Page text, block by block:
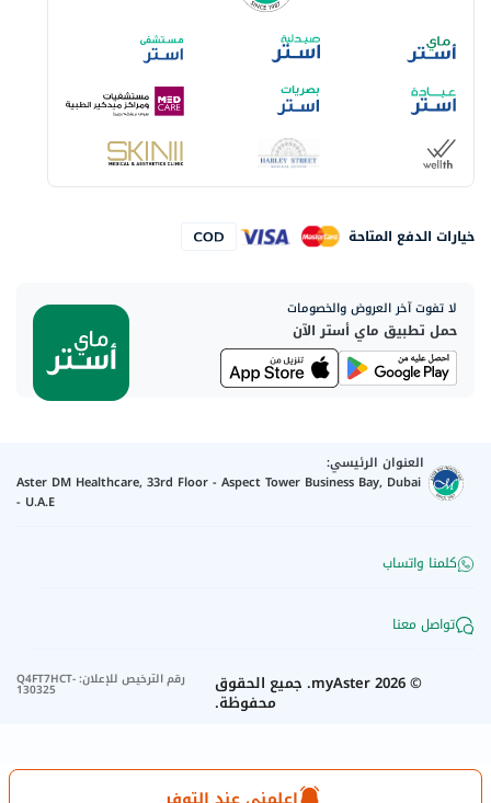
خيارات الدفع المتاحة
لا تفوت آخر العروض والخصومات
حمل تطبيق ماي أستر الآن
العنوان الرئيسي:
Aster DM Healthcare, 33rd Floor - Aspect Tower Business Bay, Dubai
- U.A.E
كلمنا واتساب
تواصل معنا
©
2026
myAster. جميع الحقوق
محفوظة.
رقم الترخيص للإعلان:
Q4FT7HCT-
130325